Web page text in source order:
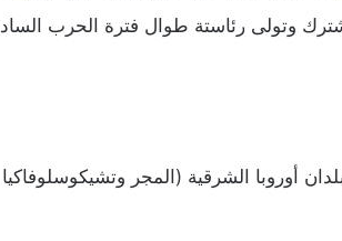
وتولى رئاستة طوال فترة الحرب
الشرقية (المجر وتشيكوسلوفاكيا